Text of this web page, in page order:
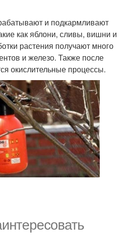
и подкармливают
как яблони, сливы, вишни и
растения получают много
и железо. Также после
окислительные процессы.